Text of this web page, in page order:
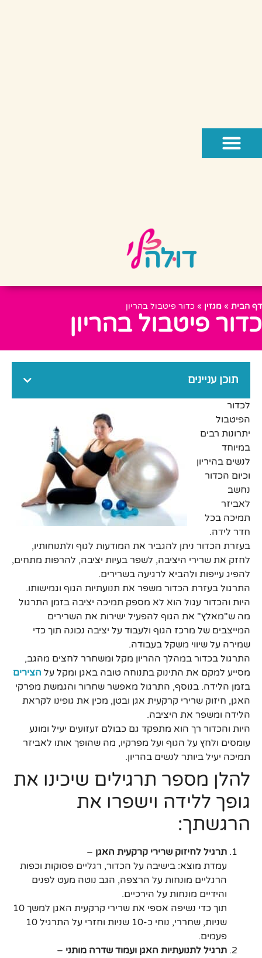
דף הבית » מגזין » כדור פיטבול בהריון
כדור פיטבול בהריון
תוכן עניינים
לכדור
הפיטבול
יתרונות רבים
במיוחד
לנשים בהיריון
וכיום הכדור
נחשב
לאביזר
תמיכה בכל
חדר לידה.
בעזרת הכדור ניתן להגביר את המודעות לגוף ולתנוחותיו,
לחזק את שרירי היציבה, לשפר בעיות יציבה, להרפות מתחים,
להפיג עייפות ולהביא לרגיעה בשרירים.
התרגול בעזרת הכדור משפר את תנועתיות הגוף וגמישותו.
היות והכדור עגול הוא לא מספק תמיכה יציבה בזמן התרגול
מה ש"מאלץ" את הגוף להפעיל ישירות את השרירים
המייצבים של מרכז הגוף ולעבוד על יציבה נכונה תוך כדי
שמירה על שיווי משקל בעבודה.
התרגול בכדור במהלך ההריון מקל ומשחרר לחצים מהגב,
מסייע למקם את התינוק בתנוחה טובה באגן ומקל על הצירים
בזמן הלידה. בנוסף, התרגול מאפשר שחרור והגמשת מפרקי
האגן, חיזוק שרירי קרקעית אגן ובטן, מכין את גופינו לקראת
הלידה ומשפר את היציבה.
היות והכדור רך הוא מתפקד גם כבולם זעזועים יעיל ומונע
עומסים ולחץ על הגוף ועל מפרקיו, מה שהופך אותו לאביזר
תמיכה יעיל ביותר לנשים בהריון.
להלן מספר תרגילים שיכינו את
גופך ללידה וישפרו את
הרגשתך:
תרגיל לחיזוק שרירי קרקעית האגן –
עמדת מוצא: בישיבה על הכדור, רגליים פסוקות וכפות
הרגליים מונחות על הרצפה, הגב נוטה מעט לפנים
והידיים מונחות על הירכיים.
תוך כדי נשיפה אספי את שרירי קרקעית האגן למשך 10
שניות, שחררי, נוחי כ-10 שניות וחזרי על התרגיל 10
פעמים.
תרגיל לתנועתיות האגן ועמוד שדרה מותני –